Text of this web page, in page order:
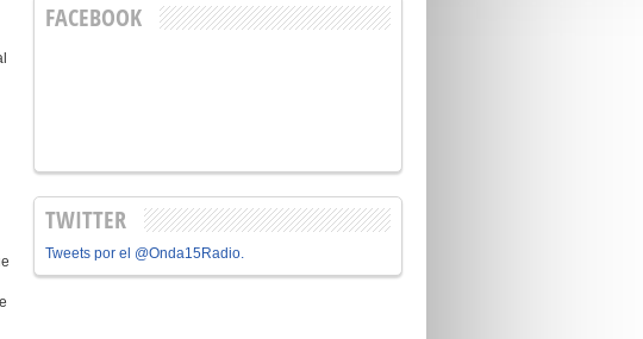
FACEBOOK
TWITTER
Tweets por el @Onda15Radio.